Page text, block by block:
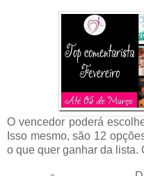
O vencedor poderá
Isso mesmo, são 12
o que quer ganhar da lista.